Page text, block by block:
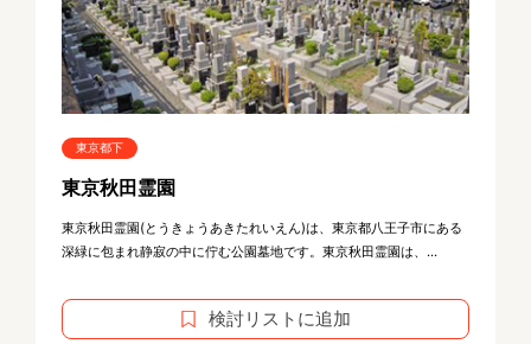
東京都下
東京秋田霊園
東京秋田霊園(とうきょうあきたれいえん)は、東京都八王子市にある
深緑に包まれ静寂の中に佇む公園墓地です。東京秋田霊園は、...
検討リストに追加